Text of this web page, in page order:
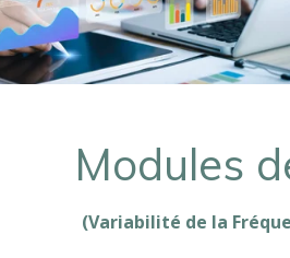
Modules
(Variabilité de la